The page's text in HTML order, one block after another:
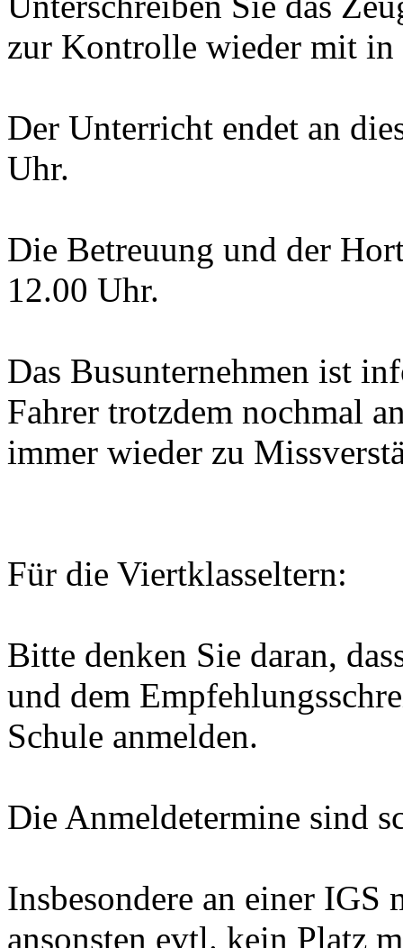
zur Kontrolle wieder mit in
Der Unterricht endet an
Uhr.
Die Betreuung und der
12.00 Uhr.
Das Busunternehmen ist
Fahrer trotzdem nochmal
immer wieder zu
Für die Viertklasseltern:
Bitte denken Sie daran,
und dem
Schule anmelden.
Die Anmeldetermine sind
Insbesondere an einer IGS
ansonsten evtl. kein Platz